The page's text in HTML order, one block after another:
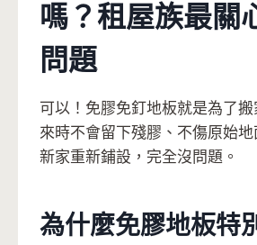
嗎？租屋族最關
問題
可以！免膠免釘地板就是為了
來時不會留下殘膠、不傷原始地
新家重新鋪設，完全沒問題。
為什麼免膠地板特